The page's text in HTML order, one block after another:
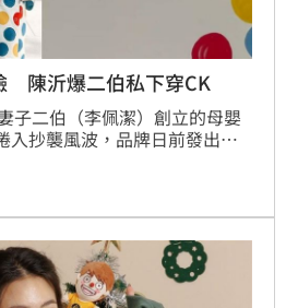
陳沂爆二伯私下穿CK
子二伯（李佩潔）創立的母嬰
入抄襲風波，品牌日前發出聲
言的網紅陳沂也開直播開砲，
是「盤子」，一連串犀利發言